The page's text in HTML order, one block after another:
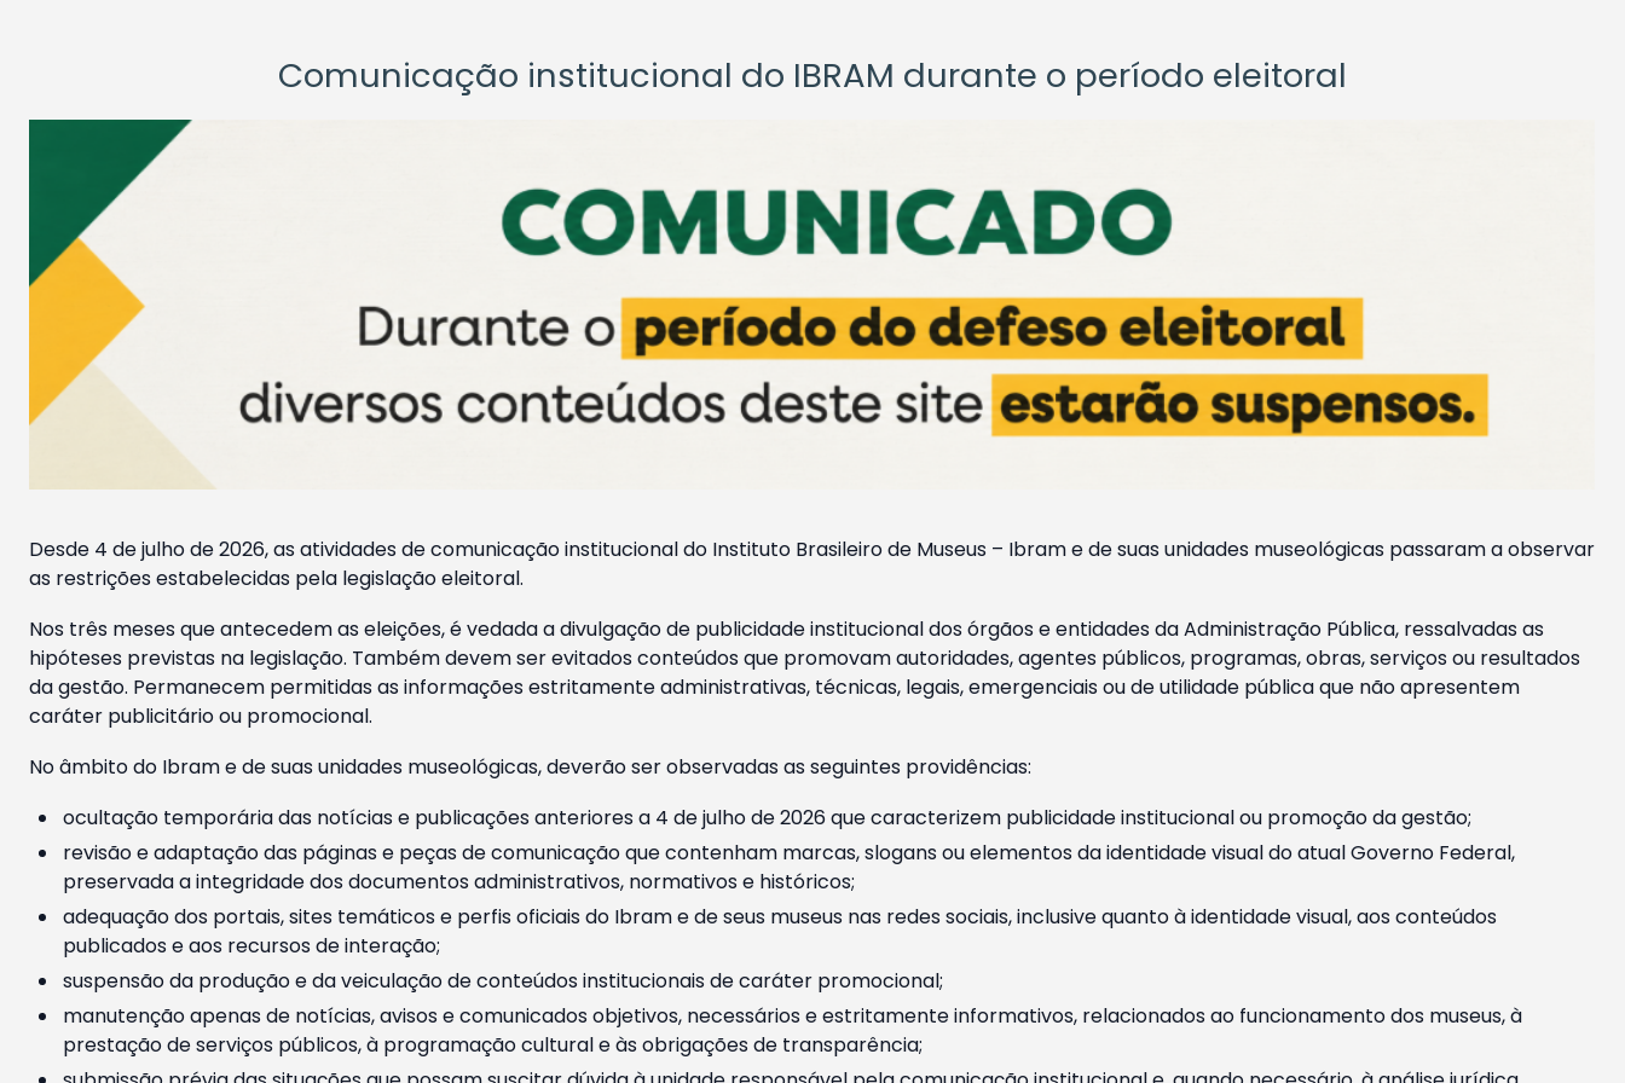
Comunicação institucional do IBRAM durante o período eleitoral
Desde 4 de julho de 2026, as atividades de comunicação institucional do Instituto Brasileiro de Museus – Ibram e de suas unidades museológicas passaram a observar
as restrições estabelecidas pela legislação eleitoral.
Nos três meses que antecedem as eleições, é vedada a divulgação de publicidade institucional dos órgãos e entidades da Administração Pública, ressalvadas as
hipóteses previstas na legislação. Também devem ser evitados conteúdos que promovam autoridades, agentes públicos, programas, obras, serviços ou resultados
da gestão. Permanecem permitidas as informações estritamente administrativas, técnicas, legais, emergenciais ou de utilidade pública que não apresentem
caráter publicitário ou promocional.
No âmbito do Ibram e de suas unidades museológicas, deverão ser observadas as seguintes providências:
ocultação temporária das notícias e publicações anteriores a 4 de julho de 2026 que caracterizem publicidade institucional ou promoção da gestão;
revisão e adaptação das páginas e peças de comunicação que contenham marcas, slogans ou elementos da identidade visual do atual Governo Federal,
preservada a integridade dos documentos administrativos, normativos e históricos;
adequação dos portais, sites temáticos e perfis oficiais do Ibram e de seus museus nas redes sociais, inclusive quanto à identidade visual, aos conteúdos
publicados e aos recursos de interação;
suspensão da produção e da veiculação de conteúdos institucionais de caráter promocional;
manutenção apenas de notícias, avisos e comunicados objetivos, necessários e estritamente informativos, relacionados ao funcionamento dos museus, à
prestação de serviços públicos, à programação cultural e às obrigações de transparência;